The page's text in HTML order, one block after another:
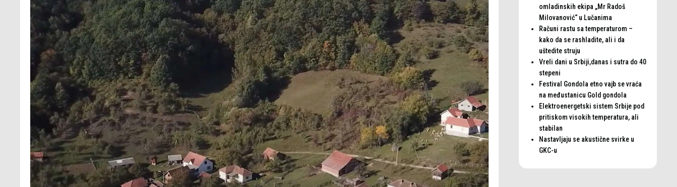
omladinskih ekipa „Mr Radoš
Milovanović“ u Lučanima
Računi rastu sa temperaturom –
kako da se rashladite, ali i da
uštedite struju
Vreli dani u Srbiji,danas i sutra do 40
stepeni
Festival Gondola etno vajb se vraća
na međustanicu Gold gondola
Elektroenergetski sistem Srbije pod
pritiskom visokih temperatura, ali
stabilan
Nastavljaju se akustične svirke u
GKC-u